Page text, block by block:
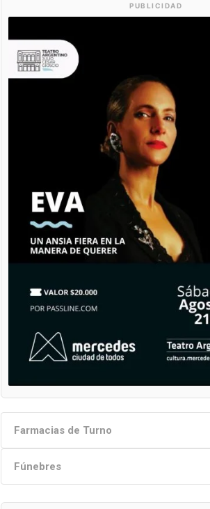
PUBLICIDAD
Farmacias de Turno
Fúnebres